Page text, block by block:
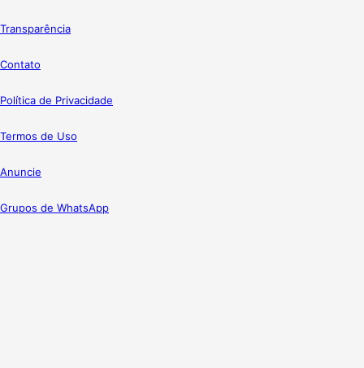
Transparência
Contato
Política de Privacidade
Termos de Uso
Anuncie
Grupos de WhatsApp